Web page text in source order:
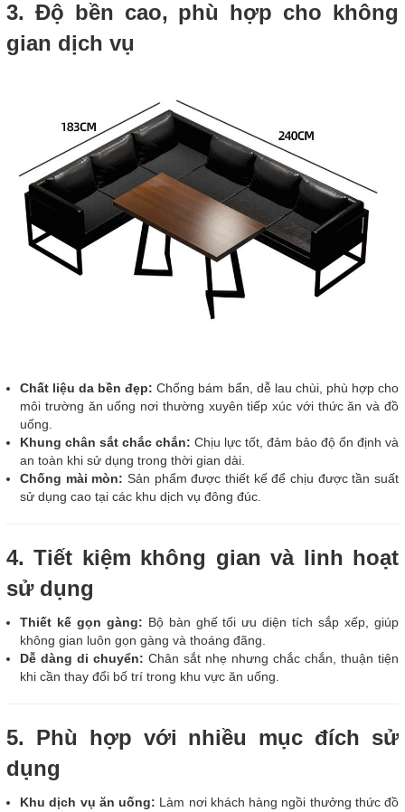
3. Độ bền cao, phù hợp cho không
gian dịch vụ
Chất liệu da bền đẹp: Chống bám bẩn, dễ lau chùi, phù hợp cho
môi trường ăn uống nơi thường xuyên tiếp xúc với thức ăn và đồ
uống.
Khung chân sắt chắc chắn: Chịu lực tốt, đảm bảo độ ổn định và
an toàn khi sử dụng trong thời gian dài.
Chống mài mòn: Sản phẩm được thiết kế để chịu được tần suất
sử dụng cao tại các khu dịch vụ đông đúc.
4. Tiết kiệm không gian và linh hoạt
sử dụng
Thiết kế gọn gàng: Bộ bàn ghế tối ưu diện tích sắp xếp, giúp
không gian luôn gọn gàng và thoáng đãng.
Dễ dàng di chuyển: Chân sắt nhẹ nhưng chắc chắn, thuận tiện
khi cần thay đổi bố trí trong khu vực ăn uống.
5. Phù hợp với nhiều mục đích sử
dụng
Khu dịch vụ ăn uống: Làm nơi khách hàng ngồi thưởng thức đồ